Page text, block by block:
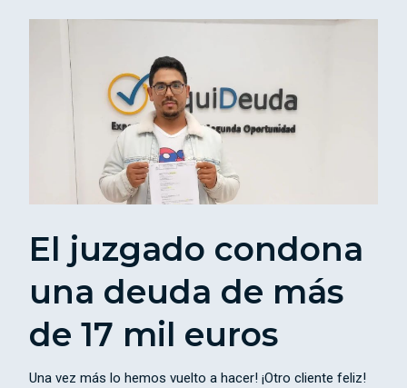
El juzgado condona
una deuda de más
de 17 mil euros
Una vez más lo hemos vuelto a hacer! ¡Otro cliente feliz!